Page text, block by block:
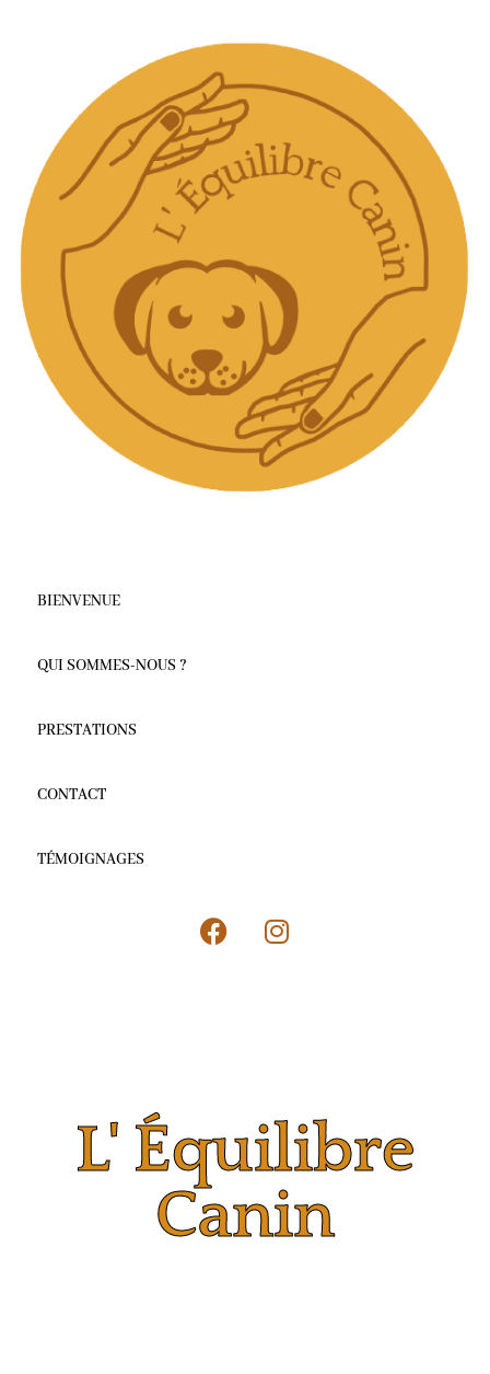
BIENVENUE
QUI SOMMES-NOUS ?
PRESTATIONS
CONTACT
TÉMOIGNAGES
L' Équilibre
Canin